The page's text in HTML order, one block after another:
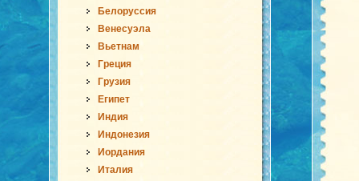
Белоруссия
Венесуэла
Вьетнам
Греция
Грузия
Египет
Индия
Индонезия
Иордания
Италия